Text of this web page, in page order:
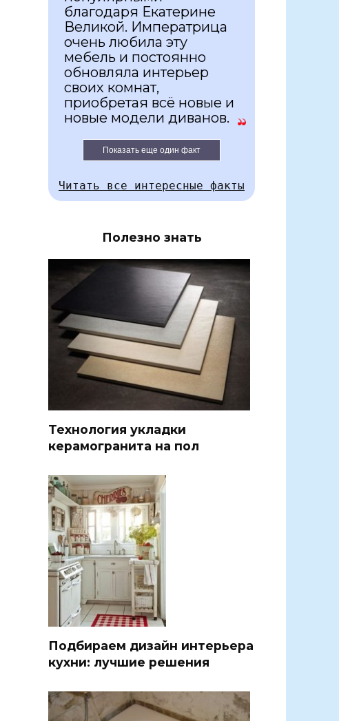
благодаря Екатерине
Великой. Императрица
очень любила эту
мебель и постоянно
обновляла интерьер
своих комнат,
приобретая всё новые и
новые модели диванов.
Показать еще один факт
Читать все интересные факты
Полезно знать
Технология укладки
керамогранита на пол
Подбираем дизайн интерьера
кухни: лучшие решения